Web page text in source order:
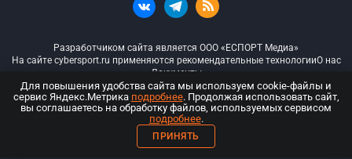
Разработчиком сайта является ООО «ЕСПОРТ Медиа»
На сайте cybersport.ru применяются рекомендательные технологииО нас
Документы
© ООО «Киберспорт.ру» — Все права защищены
18+
ООО «Киберспорт.ру». Свидетельство о регистрации средств массовой
Для повышения удобства сайта мы используем cookie-файлы и
сервис Яндекс.Метрика подробнее. Продолжая использовать сайт,
вы соглашаетесь на обработку файлов, используемых сервисом
подробнее.
ПРИНЯТЬ